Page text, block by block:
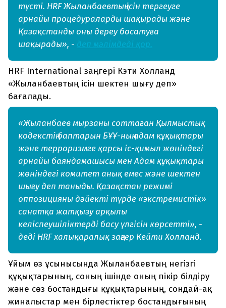
түсті. HRF Жыланбаевтың ісін тергеуге
арнайы процедураларды шақырады және
Қазақстанды оны дереу босатуға
шақырады», - деп мәлімдеді қор.
HRF International заңгері Кэти Холланд
«Жыланбаевтың ісін шектен шығу деп»
бағалады.
«Жыланбаев мырзаны соттаған Қылмыстық
кодекстің баптарын БҰҰ-ның адам құқықтары
және терроризмге қарсы іс-қимыл жөніндегі
арнайы баяндамашысы мен Адам құқықтары
жөніндегі комитет анық емес және шектен
шығу деп таныды. Қазақстан режимі
оппозицияны дәйекті түрде «экстремистік»
санатқа жатқызу арқылы
келіспеушіліктерді басу үлгісін көрсетті», -
деді HRF халықаралық заңгер Кейти Холланд.
Ұйым өз ұсынысында Жыланбаевтың негізгі
құқықтарының, соның ішінде оның пікір білдіру
және сөз бостандығы құқықтарының, сондай-ақ
жиналыстар мен бірлестіктер бостандығының